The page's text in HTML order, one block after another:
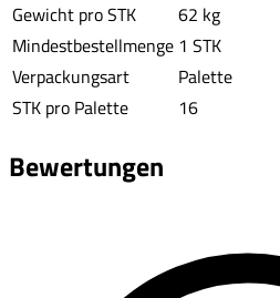
Gewicht pro STK
62 kg
Mindestbestellmenge 1 STK
Verpackungsart
Palette
STK pro Palette
16
Bewertungen